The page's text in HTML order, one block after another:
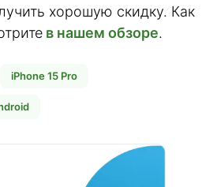
хорошую скидку. Как
в нашем обзоре.
iPhone 15 Pro